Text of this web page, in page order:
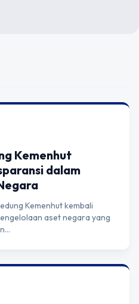
Kemenhut
dalam
Kemenhut kembali
aset negara yang